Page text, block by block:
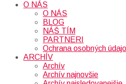
O NÁS
O NÁS
BLOG
NÁŠ TÍM
PARTNERI
Ochrana osobných
ARCHÍV
Archív
Archív najnovšie